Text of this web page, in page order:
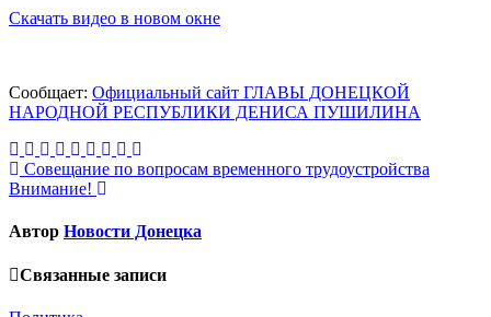
Скачать видео в новом окне
Сообщает: Официальный сайт ГЛАВЫ ДОНЕЦКОЙ
НАРОДНОЙ РЕСПУБЛИКИ ДЕНИСА ПУШИЛИНА
Навигация
по
записям
Совещание по вопросам временного трудоустройства
Внимание!
Автор Новости Донецка
Связанные записи